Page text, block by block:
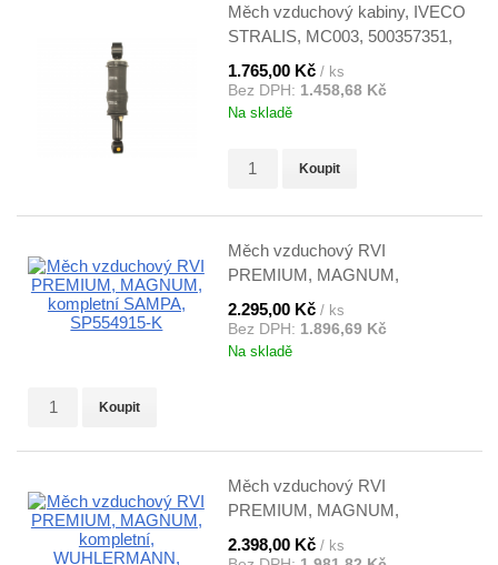
Měch vzduchový kabiny, IVECO
STRALIS, MC003, 500357351,
tlumič
1.765,00 Kč / ks
Bez DPH: 1.458,68 Kč
Na skladě
Koupit
Měch vzduchový RVI
PREMIUM, MAGNUM,
kompletní SAMPA, SP554915-K
2.295,00 Kč / ks
Bez DPH: 1.896,69 Kč
Na skladě
Koupit
Měch vzduchový RVI
PREMIUM, MAGNUM,
kompletní, WUHLERMANN,
6400350852
2.398,00 Kč / ks